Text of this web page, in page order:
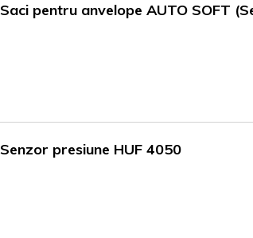
Saci pentru anvelope AUTO SOFT
Senzor presiune HUF 4050